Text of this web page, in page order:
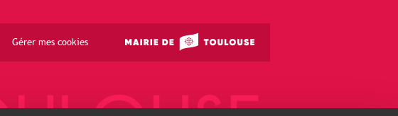
Gérer mes cookies